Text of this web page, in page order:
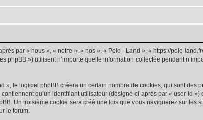
par « nous », « notre », « nos », « Polo - Land », « https://polo-
») utilisent n’importe quelle information collectée pendant
le logiciel phpBB créera un certain nombre de cookies, qui sont des
qu’un identifiant utilisateur (désigné ci-après par « user-id
Un troisième cookie sera créé une fois que vous naviguerez sur les
le forum.